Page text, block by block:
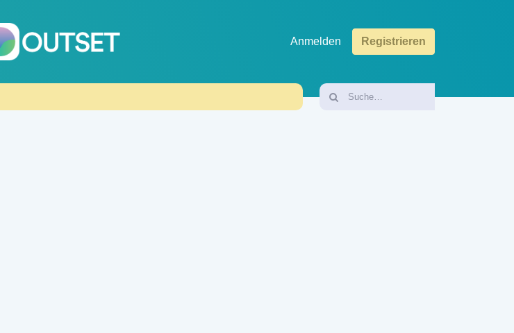
Anmelden Registrieren